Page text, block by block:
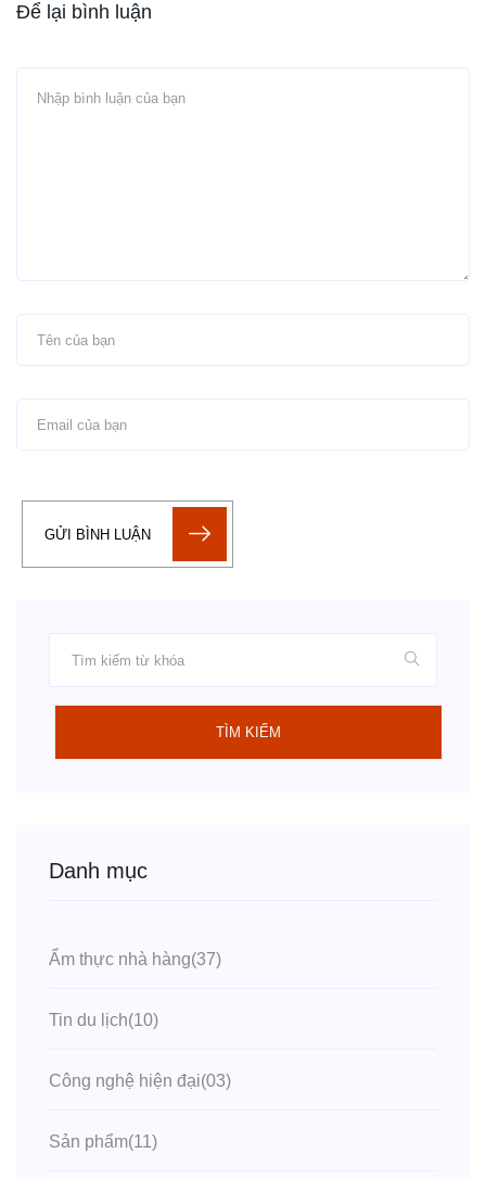
Để lại bình luận
GỬI BÌNH LUẬN
TÌM KIẾM
Danh mục
Ẩm thực nhà hàng(37)
Tin du lịch(10)
Công nghệ hiện đại(03)
Sản phẩm(11)